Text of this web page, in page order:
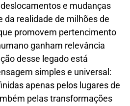
e mudanças
da realidade de milhões de
promovem pertencimento
ganham relevância
desse legado está
simples e universal:
apenas pelos lugares de
pelas transformações